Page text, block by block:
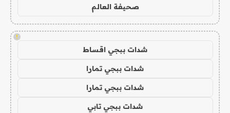
صحيفة العالم
!
شدات ببجي اقساط
شدات ببجي تمارا
شدات ببجي تمارا
شدات ببجي تابي